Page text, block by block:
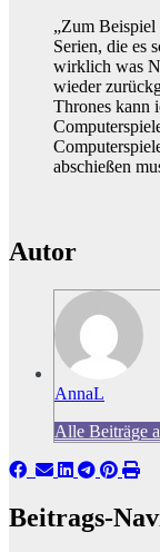
„Zum
Serien, die es
wirklich was
wieder
Thrones kann
abschießen
Autor
AnnaL
Alle Beiträge
Beitrags-